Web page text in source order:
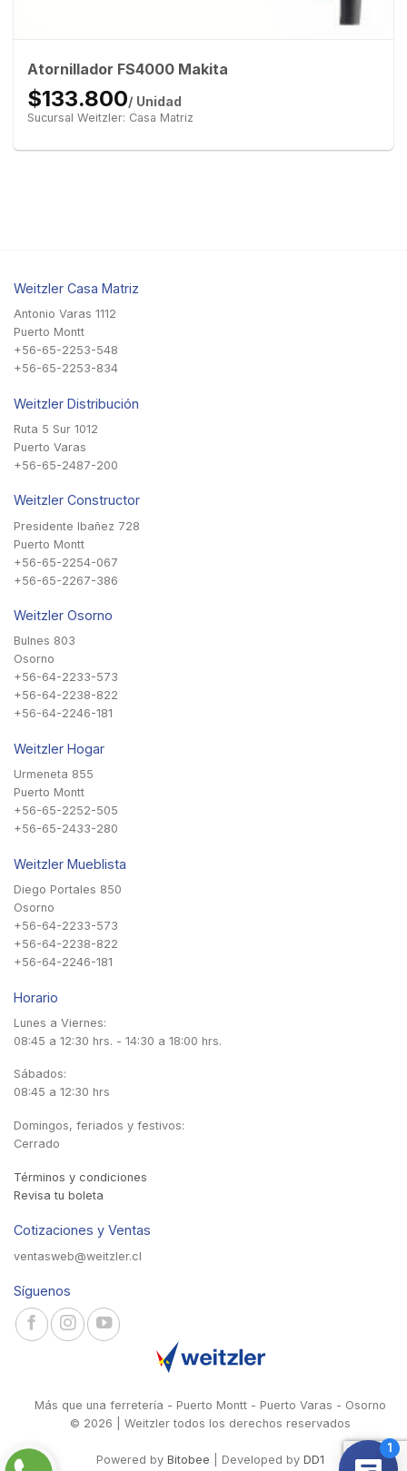
Atornillador FS4000 Makita
$133.800/ Unidad
Sucursal Weitzler: Casa Matriz
Weitzler Casa Matriz
Antonio Varas 1112
Puerto Montt
+56-65-2253-548
+56-65-2253-834
Weitzler Distribución
Ruta 5 Sur 1012
Puerto Varas
+56-65-2487-200
Weitzler Constructor
Presidente Ibañez 728
Puerto Montt
+56-65-2254-067
+56-65-2267-386
Weitzler Osorno
Bulnes 803
Osorno
+56-64-2233-573
+56-64-2238-822
+56-64-2246-181
Weitzler Hogar
Urmeneta 855
Puerto Montt
+56-65-2252-505
+56-65-2433-280
Weitzler Mueblista
Diego Portales 850
Osorno
+56-64-2233-573
+56-64-2238-822
+56-64-2246-181
Horario
Lunes a Viernes:
08:45 a 12:30 hrs. - 14:30 a 18:00 hrs.
Sábados:
08:45 a 12:30 hrs
Domingos, feriados y festivos:
Cerrado
Términos y condiciones
Revisa tu boleta
Cotizaciones y Ventas
ventasweb@weitzler.cl
Síguenos
Más que una ferretería - Puerto Montt - Puerto Varas - Osorno
© 2026 | Weitzler todos los derechos reservados
Powered by Bitobee | Developed by DD1